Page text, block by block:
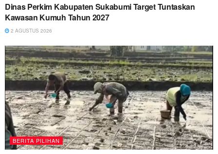
Dinas Perkim Kabupaten Sukabumi Target Tuntaskan
Kawasan Kumuh Tahun 2027
2 AGUSTUS 2026
BERITA PILIHAN